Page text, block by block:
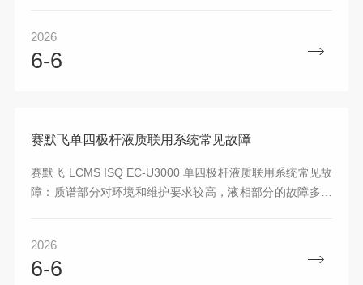
2026
6-6
赛默飞单四极杆液质联用系统常见故障
赛默飞 LCMS ISQ EC-U3000 单四极杆液质联用系统常见故
障：质谱部分对环境和维护要求较高，液相部分的故障多与
2026
6-6